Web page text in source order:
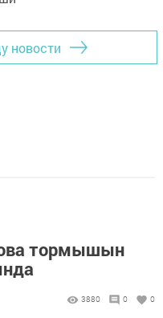
новости
тормышын
3880 0 0